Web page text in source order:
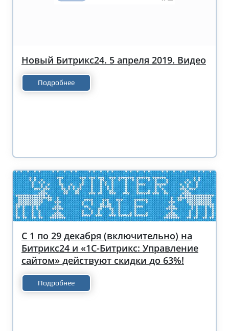
Новый Битрикс24. 5 апреля 2019. Видео
Подробнее
С 1 по 29 декабря (включительно) на
Битрикс24 и «1С-Битрикс: Управление
сайтом» действуют скидки до 63%!
Подробнее